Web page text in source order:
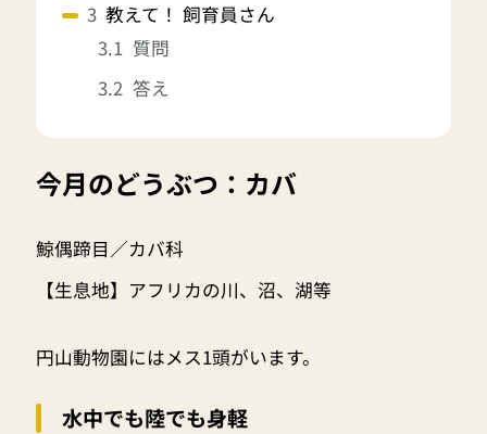
教えて！ 飼育員さん
質問
答え
今月のどうぶつ：カバ
鯨偶蹄目／カバ科
【生息地】アフリカの川、沼、湖等
円山動物園にはメス1頭がいます。
水中でも陸でも身軽